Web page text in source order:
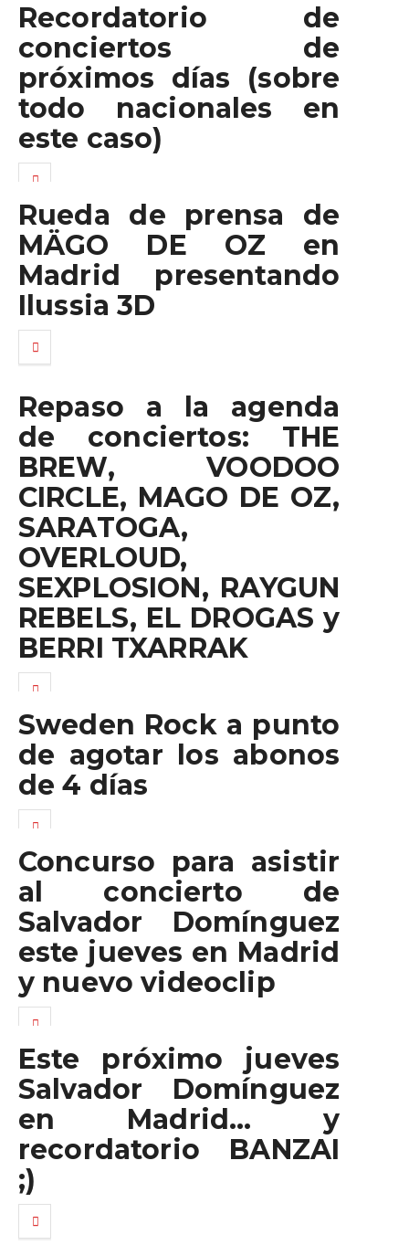
Recordatorio de
conciertos de
próximos días (sobre
todo nacionales en
este caso)
Rueda de prensa de
MÄGO DE OZ en
Madrid presentando
Ilussia 3D
Repaso a la agenda
de conciertos: THE
BREW, VOODOO
CIRCLE, MAGO DE OZ,
SARATOGA,
OVERLOUD,
SEXPLOSION, RAYGUN
REBELS, EL DROGAS y
BERRI TXARRAK
Sweden Rock a punto
de agotar los abonos
de 4 días
Concurso para asistir
al concierto de
Salvador Domínguez
este jueves en Madrid
y nuevo videoclip
Este próximo jueves
Salvador Domínguez
en Madrid… y
recordatorio BANZAI
;)